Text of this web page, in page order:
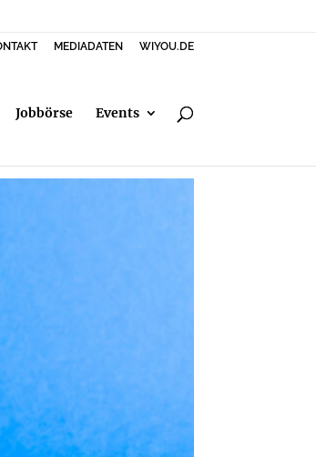
MEDIADATEN WIYOU.DE
Jobbörse Events